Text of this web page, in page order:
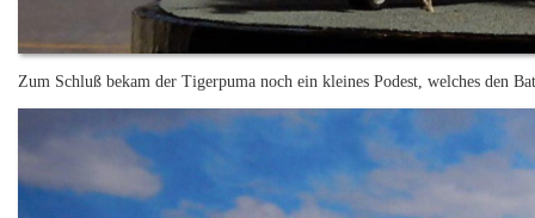
Zum Schluß bekam der Tigerpuma noch ein kleines Podest, welches den